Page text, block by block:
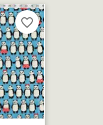
favorite_border